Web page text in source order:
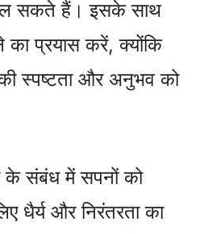
सकते हैं। इसके साथ
का प्रयास करें, क्योंकि
स्पष्टता और अनुभव को
के संबंध में सपनों को
धैर्य और निरंतरता का